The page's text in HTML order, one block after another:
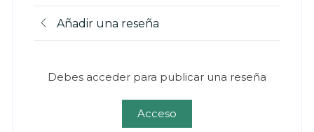
Añadir una reseña
Debes acceder para publicar una reseña
Acceso